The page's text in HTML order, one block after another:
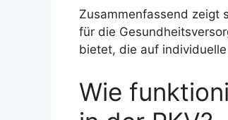
Zusammenfassend zeigt
für die
bietet, die auf
Wie